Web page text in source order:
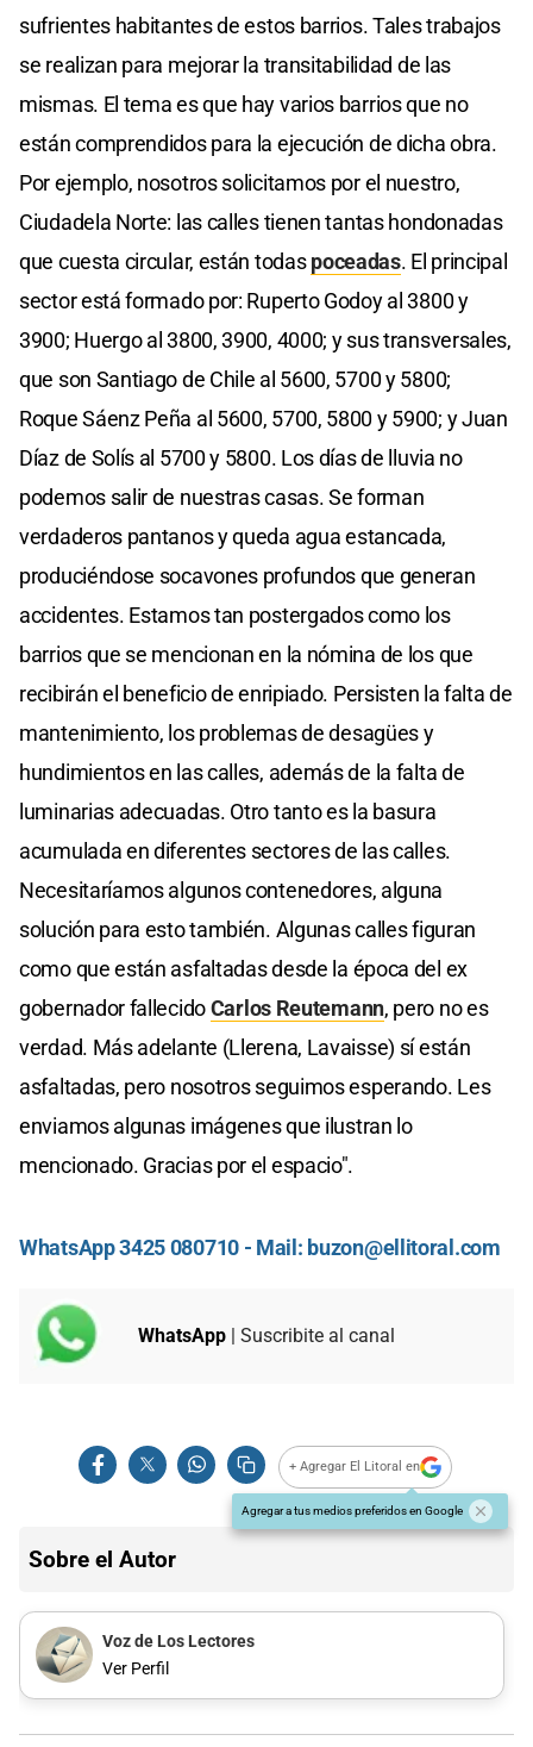
sufrientes habitantes de estos barrios. Tales trabajos
se realizan para mejorar la transitabilidad de las
mismas. El tema es que hay varios barrios que no
están comprendidos para la ejecución de dicha obra.
Por ejemplo, nosotros solicitamos por el nuestro,
Ciudadela Norte: las calles tienen tantas hondonadas
que cuesta circular, están todaspoceadas. El principal
sector está formado por: Ruperto Godoy al 3800 y
3900; Huergo al 3800, 3900, 4000; y sus transversales,
que son Santiago de Chile al 5600, 5700 y 5800;
Roque Sáenz Peña al 5600, 5700, 5800 y 5900; y Juan
Díaz de Solís al 5700 y 5800. Los días de lluvia no
podemos salir de nuestras casas. Se forman
verdaderos pantanos y queda agua estancada,
produciéndose socavones profundos que generan
accidentes. Estamos tan postergados como los
barrios que se mencionan en la nómina de los que
recibirán el beneficio de enripiado. Persisten la falta de
mantenimiento, los problemas de desagües y
hundimientos en las calles, además de la falta de
luminarias adecuadas. Otro tanto es la basura
acumulada en diferentes sectores de las calles.
Necesitaríamos algunos contenedores, alguna
solución para esto también. Algunas calles figuran
como que están asfaltadas desde la época del ex
gobernador fallecidoCarlos Reutemann, pero no es
verdad. Más adelante (Llerena, Lavaisse) sí están
asfaltadas, pero nosotros seguimos esperando. Les
enviamos algunas imágenes que ilustran lo
mencionado. Gracias por el espacio".
WhatsApp 3425 080710 - Mail: buzon@ellitoral.com
WhatsApp | Suscribite al canal
+ Agregar El Litoral en
Agregar a tus medios preferidos en Google
Sobre el Autor
Voz de Los Lectores
Ver Perfil